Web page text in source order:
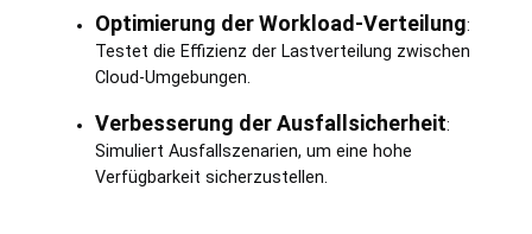
Optimierung der Workload-Verteilung:
Testet die Effizienz der Lastverteilung zwischen
Cloud-Umgebungen.
Verbesserung der Ausfallsicherheit:
Simuliert Ausfallszenarien, um eine hohe
Verfügbarkeit sicherzustellen.